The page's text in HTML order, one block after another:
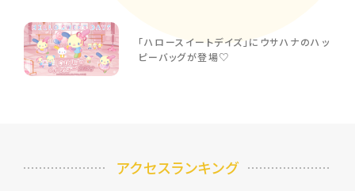
「ハロースイートデイズ」にウサハナのハッ
ピーバッグが登場♡
アクセスランキング